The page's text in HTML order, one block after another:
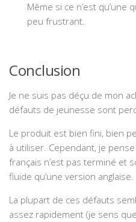
Même si ce n’est qu’une
peu frustrant.
Conclusion
Je ne suis pas déçu de mon
défauts de jeunesse sont
Le produit est bien fini, bien
à utiliser. Cependant, je
français n’est pas terminé et
fluide qu’une version anglaise.
La plupart de ces défauts
assez rapidement (je sens